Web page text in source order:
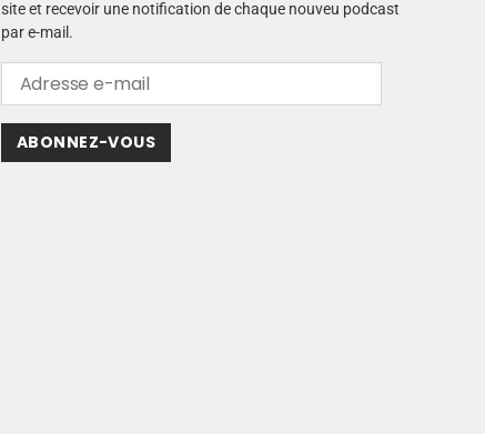
site et recevoir une notification de chaque nouveu podcast
par e-mail.
ABONNEZ-VOUS